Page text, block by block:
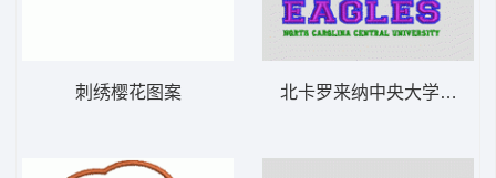
刺绣樱花图案 北卡罗来纳中央大学鹰队标